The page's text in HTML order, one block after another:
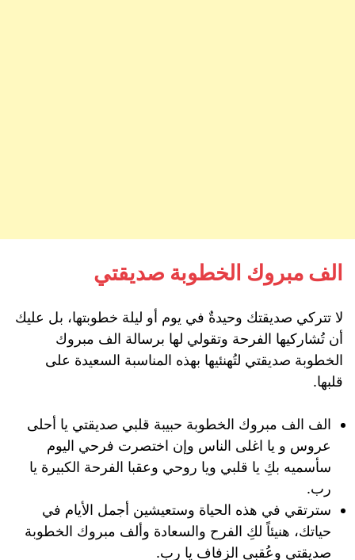
الف مبروك الخطوبة صديقتي
لا تتركي صديقتك وحيدةٌ في يوم أو ليلة خطوبتها، بل عليك
أن تُشاركيها الفرحة وتقولي لها برسالة الف مبروك
الخطوبة صديقتي لتُهنئيها بهذه المناسبة السعيدة على
قلبها.
الف الف مبروك الخطوبة حبيبة قلبي صديقتي يا أحلى
عروس و يا اغلى الناس وإن اختصرت فرحي اليوم
سأسميه بكِ يا قلبي ويا روحي وعقبا الفرحة الكبيرة يا
رب.
سترتقي في هذه الحياة وستعيشين أجمل الأيام في
حياتك، هنيئاً لكِ الفرح والسعادة وألف مبروك الخطوبة
صديقتي وعُقبى الزفاف يا رب.